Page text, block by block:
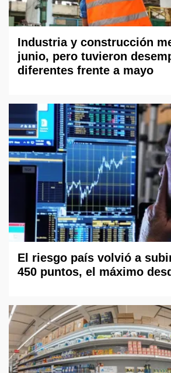
Industria y construcción
junio, pero tuvieron
diferentes frente a mayo
El riesgo país volvió a
450 puntos, el máximo